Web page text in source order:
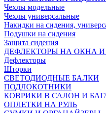
Чехлы модельные
Чехлы универсальные
Накидки на сидения,
Подушки на сидения
Защита сидения
ДЕФЛЕКТОРЫ НА ОКНА
Дефлекторы
Шторки
СВЕТОДИОДНЫЕ БАЛКИ
ПОДЛОКОТНИКИ
КОВРИКИ В САЛОН И
ОПЛЕТКИ НА РУЛЬ